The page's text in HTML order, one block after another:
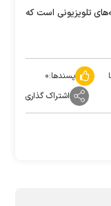
تلویزیونی است که
پسندها:۰
اشتراک گذاری